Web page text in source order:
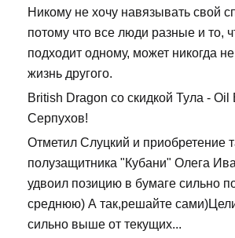
Никому не хочу навязывать свой
потому что все люди разные и то,
подходит одному, может никогда
жизнь другого.
British Dragon со скидкой Тула - Oil
Серпухов!
Отметил Слуцкий и приобретение
полузащитника "Кубани" Олега
удвоил позицию в бумаге сильно
среднюю) А так,решайте
сильно выше от текущих...